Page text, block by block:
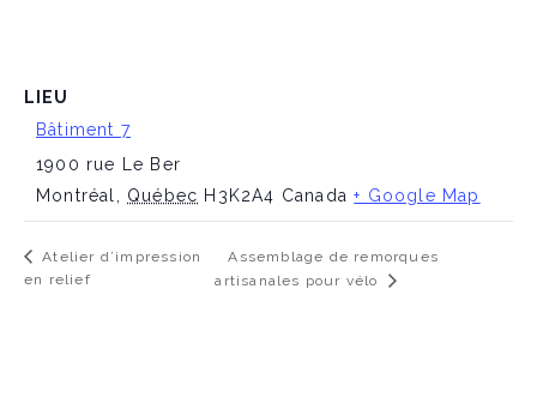
LIEU
Bâtiment 7
1900 rue Le Ber
Montréal
Québec H3K2A4 Canada + Google Map
Atelier d’impression
en relief
Assemblage de remorques
artisanales pour vélo